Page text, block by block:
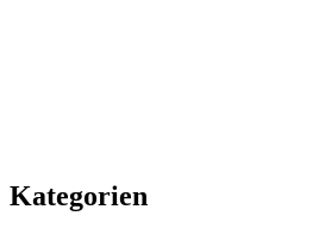
Kategorien